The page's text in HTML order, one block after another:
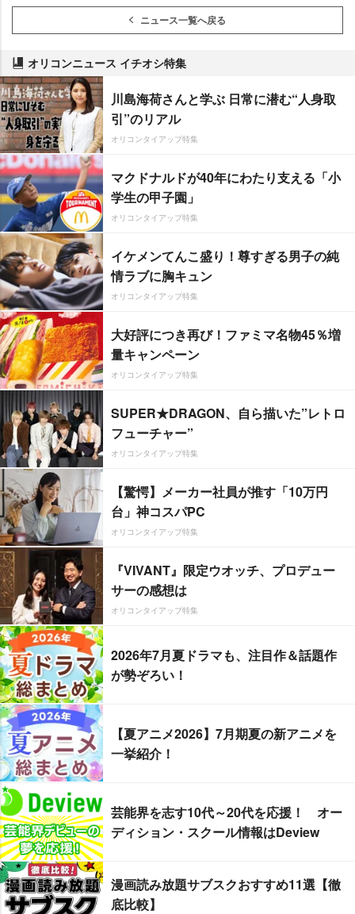
ニュース一覧へ戻る
オリコンニュース イチオシ特集
川島海荷さんと学ぶ 日常に潜む“人身取
引”のリアル
オリコンタイアップ特集
マクドナルドが40年にわたり支える「小
学生の甲子園」
オリコンタイアップ特集
イケメンてんこ盛り！尊すぎる男子の純
情ラブに胸キュン
オリコンタイアップ特集
大好評につき再び！ファミマ名物45％増
量キャンペーン
オリコンタイアップ特集
SUPER★DRAGON、自ら描いた”レトロ
フューチャー”
オリコンタイアップ特集
【驚愕】メーカー社員が推す「10万円
台」神コスパPC
オリコンタイアップ特集
『VIVANT』限定ウオッチ、プロデュー
サーの感想は
オリコンタイアップ特集
2026年7月夏ドラマも、注目作＆話題作
が勢ぞろい！
【夏アニメ2026】7月期夏の新アニメを
一挙紹介！
芸能界を志す10代～20代を応援！ オー
ディション・スクール情報はDeview
漫画読み放題サブスクおすすめ11選【徹
底比較】